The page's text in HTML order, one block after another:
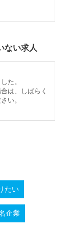
ない求人
た。
は、しばらく
い。
たい
企業